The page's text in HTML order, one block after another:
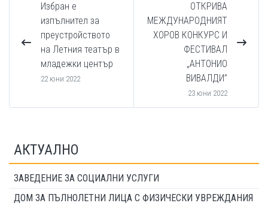
Избран е
изпълнител за
преустройството
на Летния театър в
младежки център
22 юни 2022
ОТКРИВА
МЕЖДУНАРОДНИЯТ
ХОРОВ КОНКУРС И
ФЕСТИВАЛ
„АНТОНИО
ВИВАЛДИ”
23 юни 2022
АКТУАЛНО
ЗАВЕДЕНИЕ ЗА СОЦИАЛНИ УСЛУГИ
ДОМ ЗА ПЪЛНОЛЕТНИ ЛИЦА С ФИЗИЧЕСКИ УВРЕЖДАНИЯ